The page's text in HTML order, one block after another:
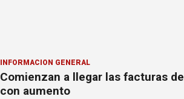
INFORMACION GENERAL
Comienzan a llegar las facturas
con aumento